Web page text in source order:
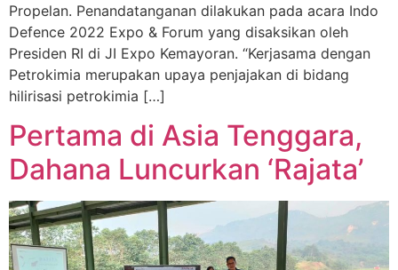
Propelan. Penandatanganan dilakukan pada acara Indo
Defence 2022 Expo & Forum yang disaksikan oleh
Presiden RI di JI Expo Kemayoran. “Kerjasama dengan
Petrokimia merupakan upaya penjajakan di bidang
hilirisasi petrokimia […]
Pertama di Asia Tenggara,
Dahana Luncurkan ‘Rajata’